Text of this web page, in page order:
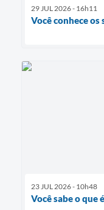
29 JUL 2026 - 16h11
Você conhece os
23 JUL 2026 - 10h48
Você sabe o que